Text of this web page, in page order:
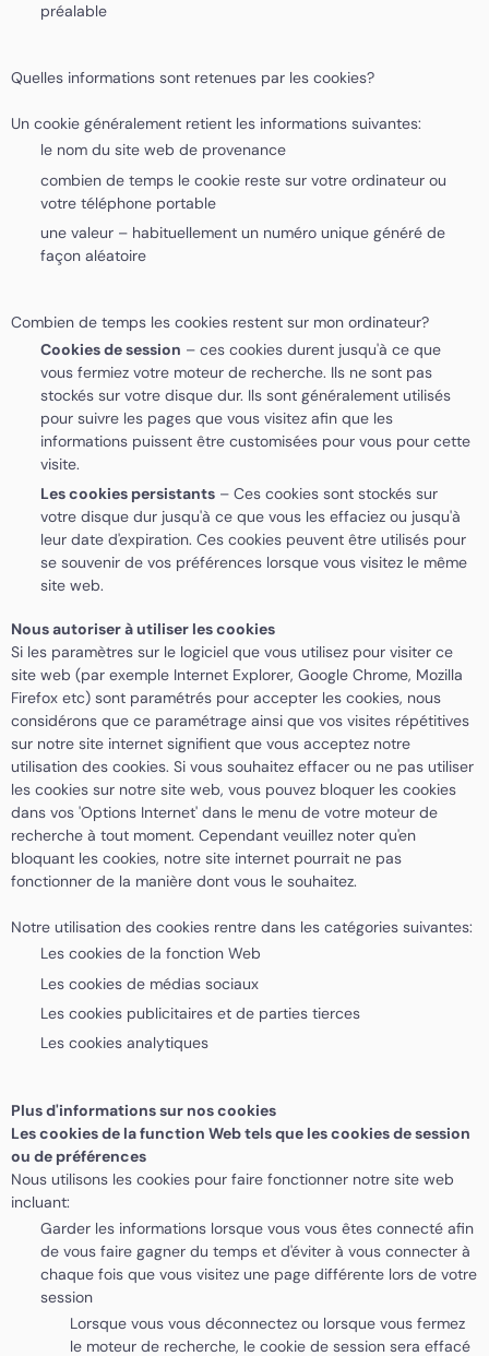
préalable
Quelles informations sont retenues par les cookies?
Un cookie généralement retient les informations suivantes:
le nom du site web de provenance
combien de temps le cookie reste sur votre ordinateur ou
votre téléphone portable
une valeur – habituellement un numéro unique généré de
façon aléatoire
Combien de temps les cookies restent sur mon ordinateur?
Cookies de session – ces cookies durent jusqu'à ce que
vous fermiez votre moteur de recherche. Ils ne sont pas
stockés sur votre disque dur. Ils sont généralement utilisés
pour suivre les pages que vous visitez afin que les
informations puissent être customisées pour vous pour cette
visite.
Les cookies persistants – Ces cookies sont stockés sur
votre disque dur jusqu'à ce que vous les effaciez ou jusqu'à
leur date d'expiration. Ces cookies peuvent être utilisés pour
se souvenir de vos préférences lorsque vous visitez le même
site web.
Nous autoriser à utiliser les cookies
Si les paramètres sur le logiciel que vous utilisez pour visiter ce
site web (par exemple Internet Explorer, Google Chrome, Mozilla
Firefox etc) sont paramétrés pour accepter les cookies, nous
considérons que ce paramétrage ainsi que vos visites répétitives
sur notre site internet signifient que vous acceptez notre
utilisation des cookies. Si vous souhaitez effacer ou ne pas utiliser
les cookies sur notre site web, vous pouvez bloquer les cookies
dans vos 'Options Internet' dans le menu de votre moteur de
recherche à tout moment. Cependant veuillez noter qu'en
bloquant les cookies, notre site internet pourrait ne pas
fonctionner de la manière dont vous le souhaitez.
Notre utilisation des cookies rentre dans les catégories suivantes:
Les cookies de la fonction Web
Les cookies de médias sociaux
Les cookies publicitaires et de parties tierces
Les cookies analytiques
Plus d'informations sur nos cookies
Les cookies de la function Web tels que les cookies de session
ou de préférences
Nous utilisons les cookies pour faire fonctionner notre site web
incluant:
Garder les informations lorsque vous vous êtes connecté afin
de vous faire gagner du temps et d'éviter à vous connecter à
chaque fois que vous visitez une page différente lors de votre
session
Lorsque vous vous déconnectez ou lorsque vous fermez
le moteur de recherche, le cookie de session sera effacé